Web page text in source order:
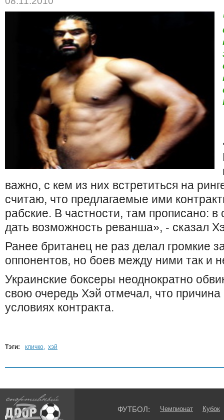
важно, с кем из них встретиться на
считаю, что предлагаемые ими
рабские. В частности, там прописано:
дать возможность реванша», - сказал
Ранее британец не раз делал громкие
оппонентов, но боев между ними так и
Украинские боксеры неоднократно
свою очередь Хэй отмечал, что
условиях контракта.
Тэги: кличко, хэй
ФУТБОЛ: Чемпионат Кубок